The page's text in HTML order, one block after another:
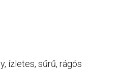
ízletes, sűrű, rágós